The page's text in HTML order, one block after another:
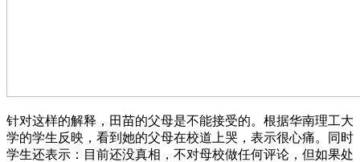
针对这样的解释，田苗的父母是不能接受的。根据华南理工大
学的学生反映，看到她的父母在校道上哭，表示很心痛。同时
学生还表示：目前还没真相，不对母校做任何评论，但如果处